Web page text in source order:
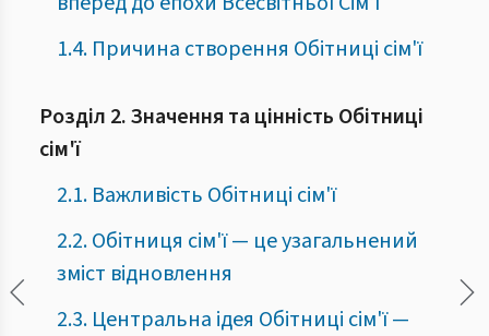
1.4. Причина створення Обітниці сім'ї
Розділ 2. Значення та цінність Обітниці
сім'ї
2.1. Важливість Обітниці сім'ї
2.2. Обітниця сім'ї — це узагальнений
зміст відновлення
2.3. Центральна ідея Обітниці сім'ї —